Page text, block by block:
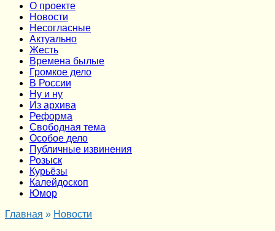
О проекте
Новости
Несогласные
Актуально
Жесть
Времена былые
Громкое дело
В России
Ну и ну
Из архива
Реформа
Cвободная тема
Особое дело
Публичные извинения
Розыск
Курьёзы
Калейдоскоп
Юмор
Главная » Новости